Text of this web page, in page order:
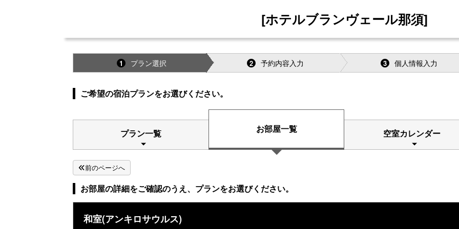
[ホテルブランヴェール那須]
1 プラン選択 2 予約内容入力 3 個人情報入力
ご希望の宿泊プランをお選びください。
プラン一覧 お部屋一覧 空室カレンダー
前のページへ
お部屋の詳細をご確認のうえ、プランをお選びください。
和室(アンキロサウルス)